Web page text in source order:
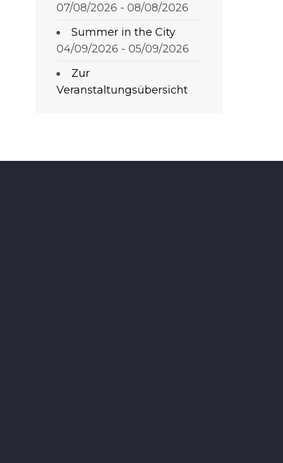
07/08/2026 - 08/08/2026
Summer in the City
04/09/2026 - 05/09/2026
Zur
Veranstaltungsübersicht